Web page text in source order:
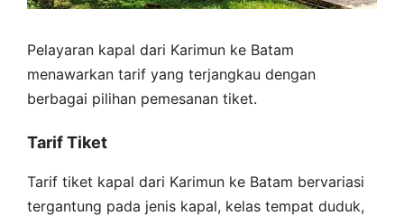
Pelayaran kapal dari Karimun ke Batam
menawarkan tarif yang terjangkau dengan
berbagai pilihan pemesanan tiket.
Tarif Tiket
Tarif tiket kapal dari Karimun ke Batam bervariasi
tergantung pada jenis kapal, kelas tempat duduk,